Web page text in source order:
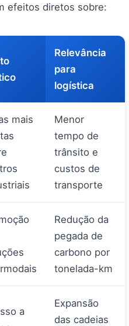
efeitos diretos sobre:
Relevância
para
logística
mais
Menor
tempo de
trânsito e
custos de
transporte
Redução da
pegada de
carbono por
tonelada-km
a
Expansão
das cadeias